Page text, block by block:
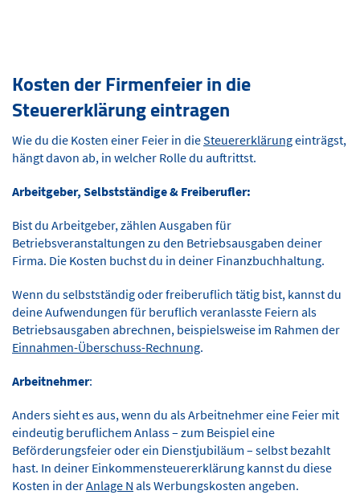
Kosten der Firmenfeier in die
Steuererklärung eintragen
Wie du die Kosten einer Feier in dieSteuererklärungeinträgst,
hängt davon ab, in welcher Rolle du auftrittst.
Arbeitgeber, Selbstständige & Freiberufler:
Bist du Arbeitgeber, zählen Ausgaben für
Betriebsveranstaltungen zu den Betriebsausgaben deiner
Firma. Die Kosten buchst du in deiner Finanzbuchhaltung.
Wenn du selbstständig oder freiberuflich tätig bist, kannst du
deine Aufwendungen für beruflich veranlasste Feiern als
Betriebsausgaben abrechnen, beispielsweise im Rahmen der
Einnahmen-Überschuss-Rechnung.
Arbeitnehmer:
Anders sieht es aus, wenn du als Arbeitnehmer eine Feier mit
eindeutig beruflichem Anlass – zum Beispiel eine
Beförderungsfeier oder ein Dienstjubiläum – selbst bezahlt
hast. In deiner Einkommensteuererklärung kannst du diese
Kosten in derAnlage N als Werbungskosten angeben.